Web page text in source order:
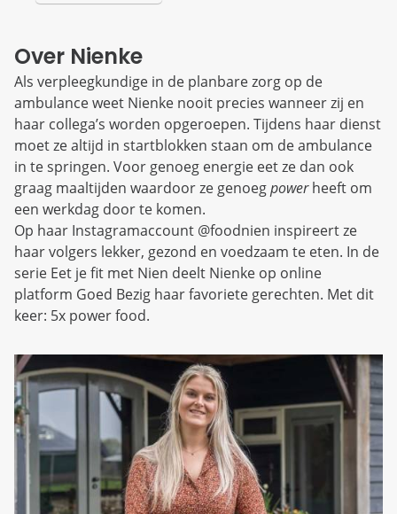
Over Nienke
Als verpleegkundige in de planbare zorg op de
ambulance weet Nienke nooit precies wanneer zij en
haar collega’s worden opgeroepen. Tijdens haar dienst
moet ze altijd in startblokken staan om de ambulance
in te springen. Voor genoeg energie eet ze dan ook
graag maaltijden waardoor ze genoegpowerheeft om
een werkdag door te komen.
Op haar Instagramaccount @foodnien inspireert ze
haar volgers lekker, gezond en voedzaam te eten. In de
serie Eet je fit met Nien deelt Nienke op online
platform Goed Bezig haar favoriete gerechten. Met dit
keer: 5x power food.